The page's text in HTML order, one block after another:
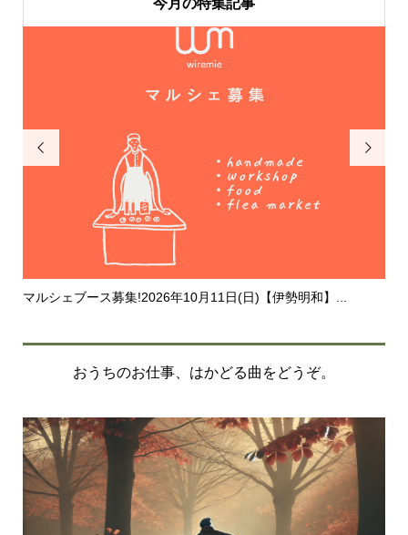

マルシェブース募集!2026年10月11日(日)【伊勢明和】...

おうちのお仕事、はかどる曲をどうぞ。